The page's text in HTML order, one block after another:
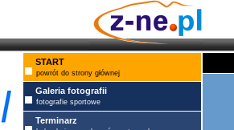
START
powrót do strony głównej
Galeria fotografii
fotografie sportowe
Terminarz